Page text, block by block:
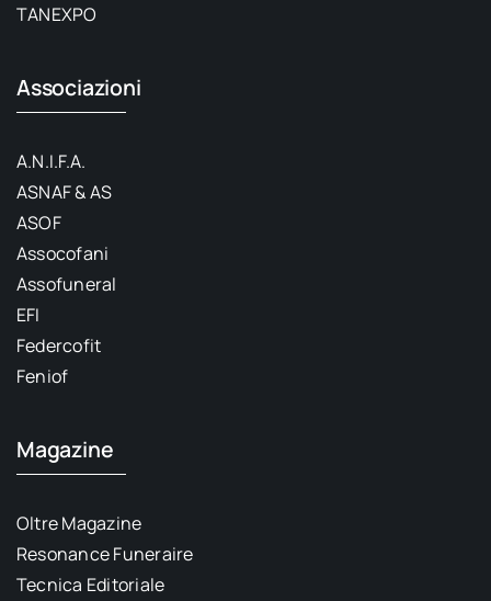
TANEXPO
Associazioni
A.N.I.F.A.
ASNAF & AS
ASOF
Assocofani
Assofuneral
EFI
Federcofit
Feniof
Magazine
Oltre Magazine
Resonance Funeraire
Tecnica Editoriale